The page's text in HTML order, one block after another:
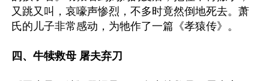
又跳又叫，哀嚎声惨烈，不多时竟然倒地死去。萧
氏的儿子非常感动，为牠作了一篇《孝猿传》。
四、牛犊救母 屠夫弃刀